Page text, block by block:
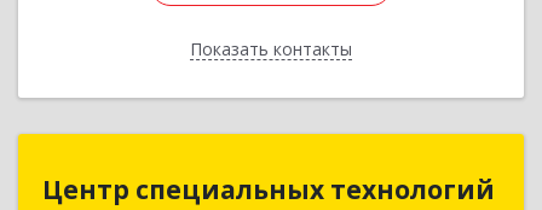
Показать контакты
Назад
Центр специальных технологий
Центр специальных технологий